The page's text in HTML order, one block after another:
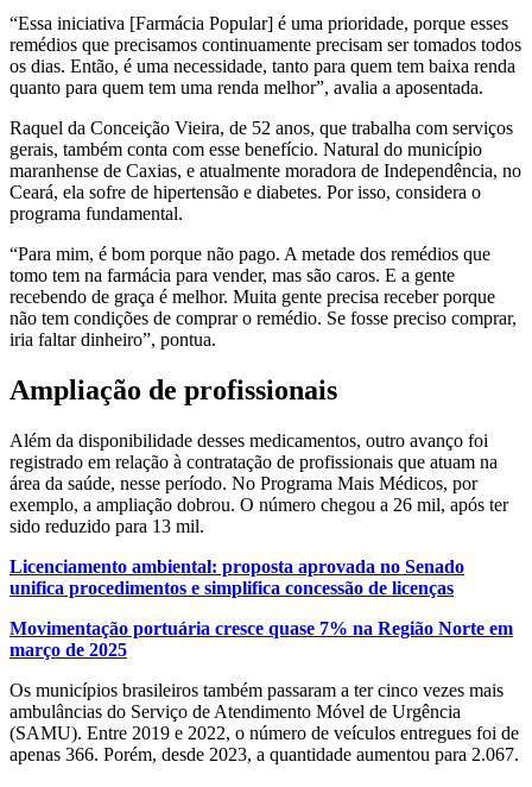
“Essa iniciativa [Farmácia Popular] é uma prioridade, porque esses
remédios que precisamos continuamente precisam ser tomados todos
os dias. Então, é uma necessidade, tanto para quem tem baixa renda
quanto para quem tem uma renda melhor”, avalia a aposentada.
Raquel da Conceição Vieira, de 52 anos, que trabalha com serviços
gerais, também conta com esse benefício. Natural do município
maranhense de Caxias, e atualmente moradora de Independência, no
Ceará, ela sofre de hipertensão e diabetes. Por isso, considera o
programa fundamental.
“Para mim, é bom porque não pago. A metade dos remédios que
tomo tem na farmácia para vender, mas são caros. E a gente
recebendo de graça é melhor. Muita gente precisa receber porque
não tem condições de comprar o remédio. Se fosse preciso comprar,
iria faltar dinheiro”, pontua.
Ampliação de profissionais
Além da disponibilidade desses medicamentos, outro avanço foi
registrado em relação à contratação de profissionais que atuam na
área da saúde, nesse período. No Programa Mais Médicos, por
exemplo, a ampliação dobrou. O número chegou a 26 mil, após ter
sido reduzido para 13 mil.
Licenciamento ambiental: proposta aprovada no Senado
unifica procedimentos e simplifica concessão de licenças
Movimentação portuária cresce quase 7% na Região Norte em
março de 2025
Os municípios brasileiros também passaram a ter cinco vezes mais
ambulâncias do Serviço de Atendimento Móvel de Urgência
(SAMU). Entre 2019 e 2022, o número de veículos entregues foi de
apenas 366. Porém, desde 2023, a quantidade aumentou para 2.067.